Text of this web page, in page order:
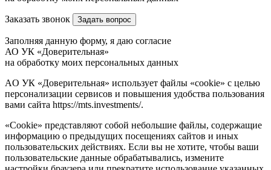
Заказать звонок Задать вопрос
Заполняя данную форму, я даю согласие
АО УК «Доверительная»
на обработку моих персональных данных
AO УК «Доверительная» использует файлы «cookie» с целью
персонализации сервисов и повышения удобства пользования
вами сайта https://mts.investments/.
«Cookie» представляют собой небольшие файлы, содержащие
информацию о предыдущих посещениях сайтов и иных
пользовательских действиях. Если вы не хотите, чтобы ваши
пользовательские данные обрабатывались, измените